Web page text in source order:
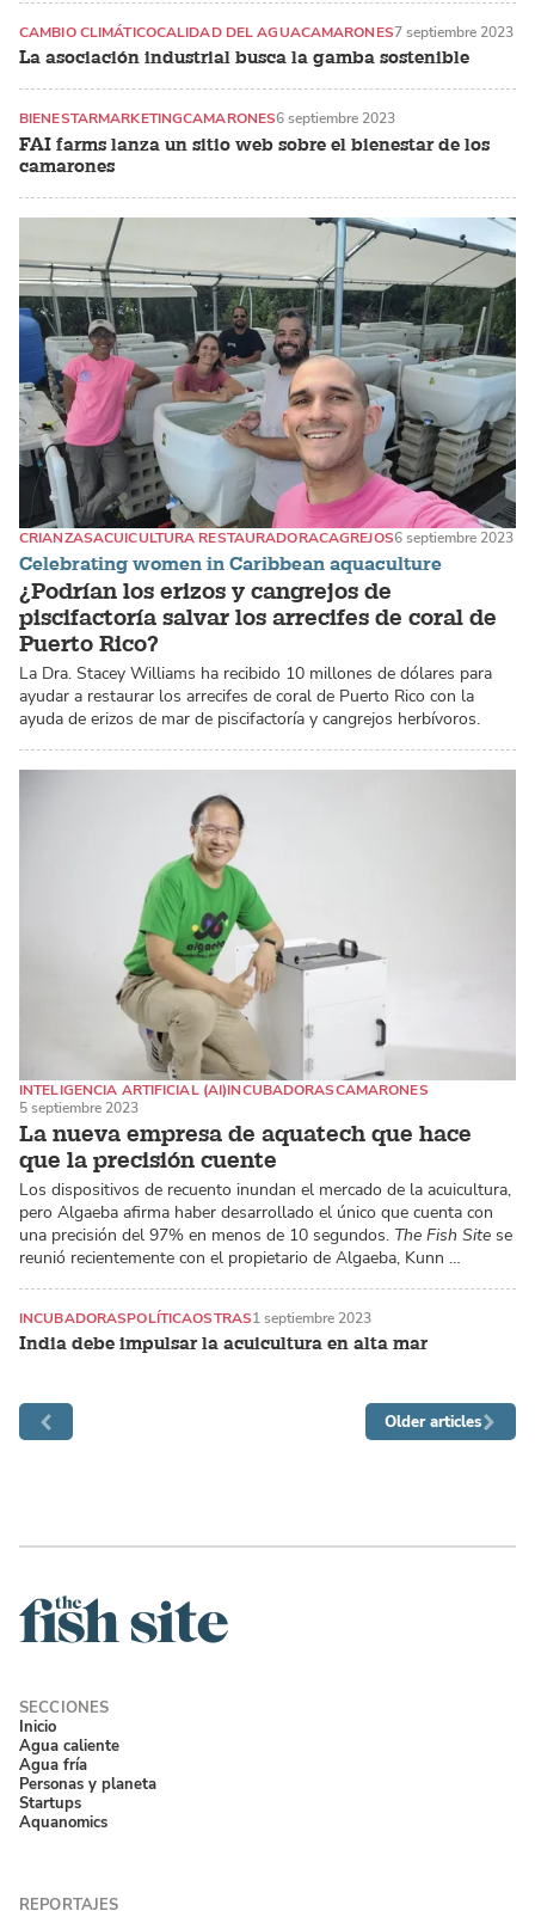
La asociación industrial busca la gamba sostenible
CAMBIO CLIMÁTICOCALIDAD DEL AGUACAMARONES7 septiembre 2023
FAI farms lanza un sitio web sobre el bienestar de los
camarones
BIENESTARMARKETINGCAMARONES6 septiembre 2023
Celebrating women in Caribbean aquaculture
¿Podrían los erizos y cangrejos de
piscifactoría salvar los arrecifes de coral de
Puerto Rico?
CRIANZASACUICULTURA RESTAURADORACAGREJOS6 septiembre 2023
La Dra. Stacey Williams ha recibido 10 millones de dólares para
ayudar a restaurar los arrecifes de coral de Puerto Rico con la
ayuda de erizos de mar de piscifactoría y cangrejos herbívoros.
La nueva empresa de aquatech que hace
que la precisión cuente
INTELIGENCIA ARTIFICIAL (AI)INCUBADORASCAMARONES
5 septiembre 2023
Los dispositivos de recuento inundan el mercado de la acuicultura,
pero Algaeba afirma haber desarrollado el único que cuenta con
una precisión del 97% en menos de 10 segundos. The Fish Site se
reunió recientemente con el propietario de Algaeba, Kunn …
India debe impulsar la acuicultura en alta mar
INCUBADORASPOLÍTICAOSTRAS1 septiembre 2023
Older articles
Inicio
Agua caliente
Agua fría
Personas y planeta
Startups
Aquanomics